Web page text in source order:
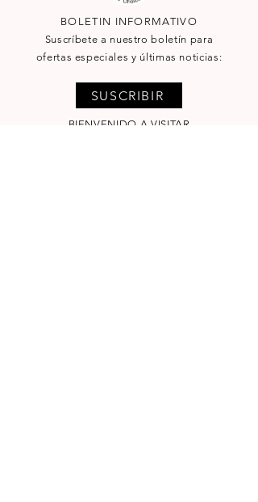
BOLETIN INFORMATIVO
Suscríbete a nuestro boletín para
ofertas especiales y últimas noticias:
SUSCRIBIR
BIENVENIDO A VISITAR